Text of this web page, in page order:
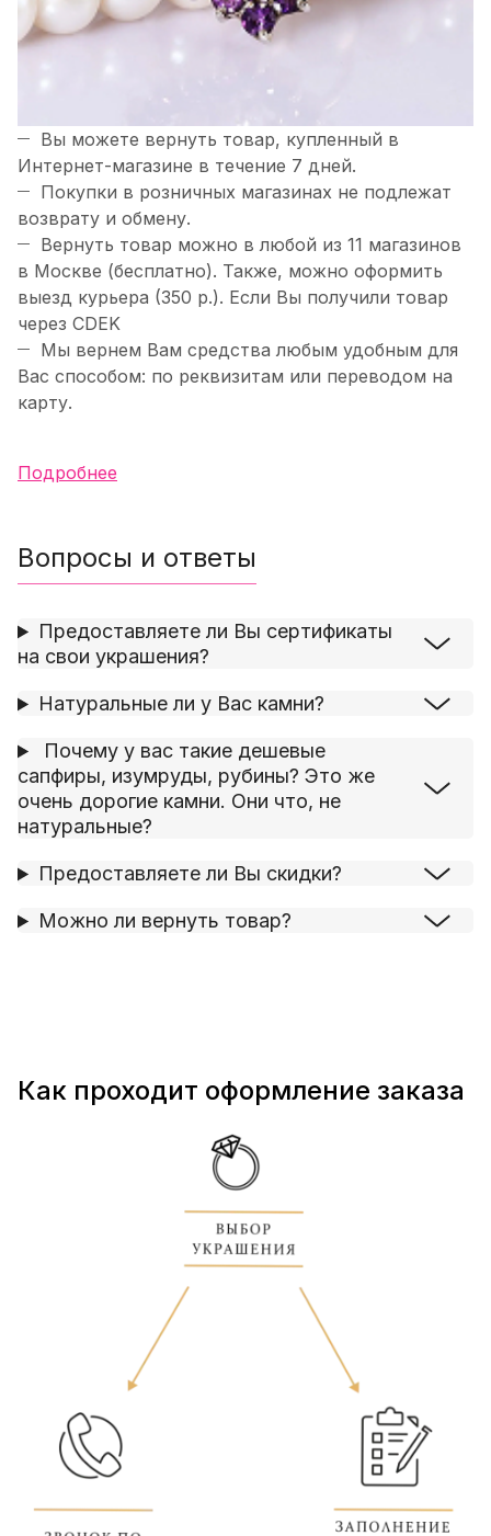
Вы можете вернуть товар, купленный в
Интернет-магазине в течение 7 дней.
Покупки в розничных магазинах не подлежат
возврату и обмену.
Вернуть товар можно в любой из 11 магазинов
в Москве (бесплатно). Также, можно оформить
выезд курьера (350 р.). Если Вы получили товар
через CDEK
Мы вернем Вам средства любым удобным для
Вас способом: по реквизитам или переводом на
карту.
Подробнее
Вопросы и ответы
Предоставляете ли Вы сертификаты
на свои украшения?
Натуральные ли у Вас камни?
Почему у вас такие дешевые
сапфиры, изумруды, рубины? Это же
очень дорогие камни. Они что, не
натуральные?
Предоставляете ли Вы скидки?
Можно ли вернуть товар?
Как проходит оформление заказа